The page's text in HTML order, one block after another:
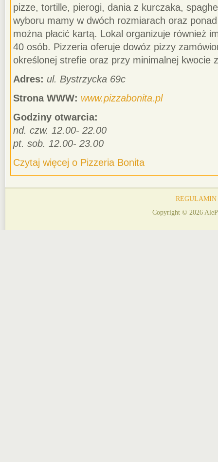
pizze, tortille, pierogi, dania z kurczaka,
wyboru mamy w dwóch rozmiarach oraz
można płacić kartą. Lokal organizuje również
40 osób. Pizzeria oferuje dowóz pizzy
określonej strefie oraz przy minimalnej kwocie
Adres: ul. Bystrzycka 69c
Strona WWW: www.pizzabonita.pl
Godziny otwarcia:
nd. czw. 12.00- 22.00
pt. sob. 12.00- 23.00
Czytaj więcej o Pizzeria Bonita
REGULAMIN
Copyright © 2026